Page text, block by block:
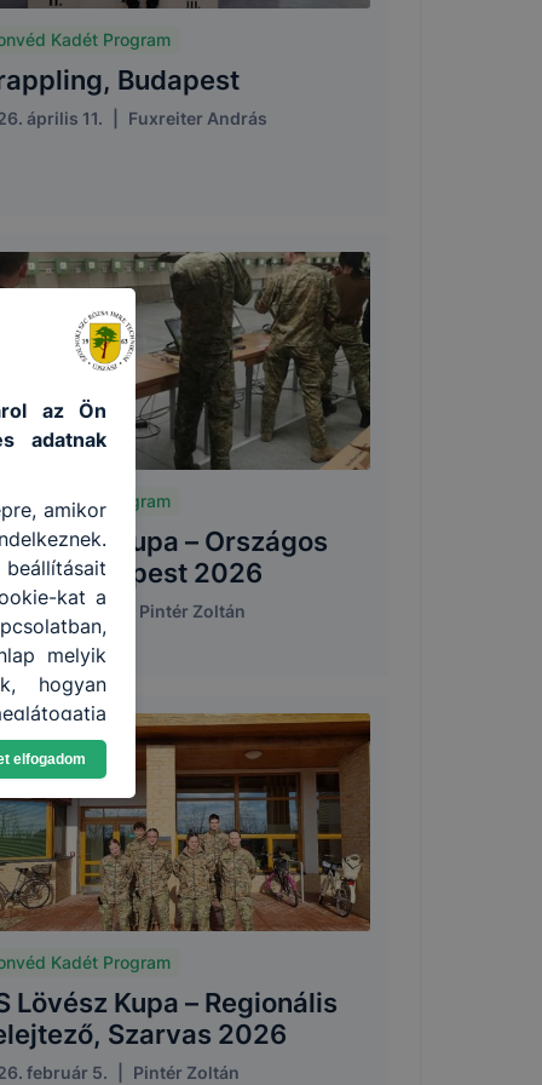
Kadét Program
Budapest
április 11. Fuxreiter András
Kadét Program
Lövész Kupa – Országos
Budapest 2026
március 5. Pintér Zoltán
Kadét Program
Lövész Kupa – Regionális
Szarvas 2026
február 5. Pintér Zoltán
az Ön
adatnak
amikor
kat a
melyik
hogyan
modern
A legtöbb
de ezek
k célja
lehetővé
által
működni
elfogadom